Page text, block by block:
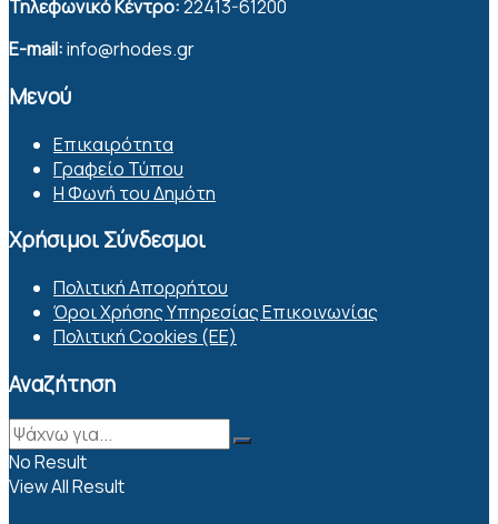
Τηλεφωνικό Κέντρο:22413-61200
E-mail:info@rhodes.gr
Μενού
Επικαιρότητα
Γραφείο Τύπου
Η Φωνή του Δημότη
Χρήσιμοι Σύνδεσμοι
Πολιτική Απορρήτου
Όροι Χρήσης Υπηρεσίας Επικοινωνίας
Πολιτική Cookies (ΕΕ)
Αναζήτηση
No Result
View All Result